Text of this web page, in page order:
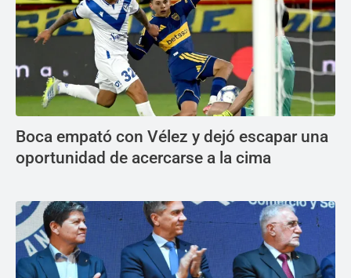
Boca empató con Vélez y dejó escapar una
oportunidad de acercarse a la cima